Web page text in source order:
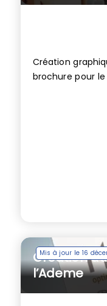
Création
brochure pour le
Mis à jour le 16
Création
l’Ademe